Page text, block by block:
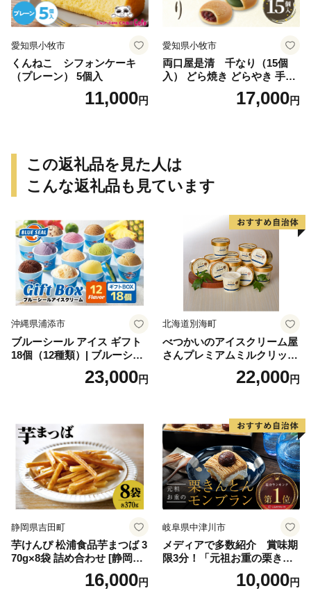
愛知県小牧市
くんねこ シフォンケーキ
（プレーン） 5個入
11,000円
愛知県小牧市
両口屋是清 千なり（15個
入） どら焼き どらやき 手土
産 お土産 土産 丹波大納言小
豆 抹茶 林檎 りんご 慶事 お
17,000円
この返礼品を見た人は
こんな返礼品も見ています
沖縄県浦添市
ブルーシール アイス ギフト
18個（12種類）| ブルーシー
ルアイス ブルーシールアイ
スクリーム 着日指定可能 送
誕生日 カップ 詰め合わせ バ
ラエティ | バニラ チョコレー
ト ストロベリー ピスタチオ
バニラ＆クッキー ウベ 沖縄
紅イモ 塩ちんすこう 沖縄シ
ークヮーサー 沖縄黒糖 琉球
ロイヤルミルクティ 沖縄パ
イン
23,000円
北海道別海町
べつかいのアイスクリーム屋
さんプレミアムミルクリッチ
12個（AP-01）（ 北海道アイ
ス 北海道産アイス アイス ア
道産アイス 道産アイスクリ
ーム ギフト 詰合せ 詰め合わ
せ ふるさと納税 ）
22,000円
静岡県吉田町
芋けんぴ 松浦食品芋まつば 3
70g×8袋 詰め合わせ [静岡伊
勢丹(松浦食品) 静岡県 吉田町
22424274] 芋ケンピ セット
16,000円
岐阜県中津川市
メディアで多数紹介 賞味期
限3分！「元祖お重の栗きん
とんモンブラン」 【未来の
ご褒美】スイーツ 栗 モンブ
10,000円